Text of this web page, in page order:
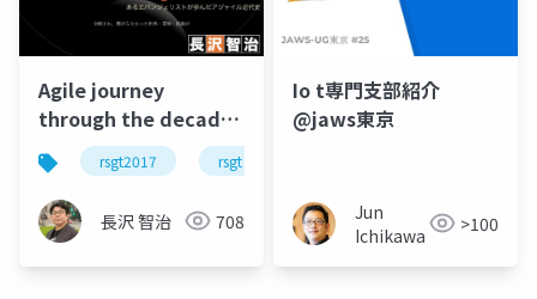
Agile journey
through the decade
#rsgt2017
rsgt2017 rsgt
長沢 智治 708
Io t専門支部紹介
@jaws東京
Jun
Ichikawa
>100